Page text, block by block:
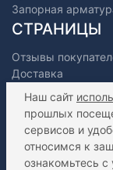
Запорная
СТРАНИЦЫ
Отзывы
Доставка
Оплата
Как сделать заказ?
Дилерам
Наш сайт
прошлых
сервисов и
относимся к
ознакомьтесь с